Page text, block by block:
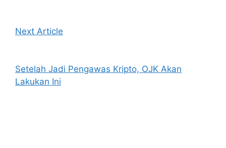
Next Article
Setelah Jadi Pengawas Kripto, OJK Akan
Lakukan Ini